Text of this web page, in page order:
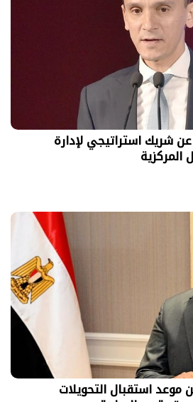
شريك استراتيجي لإدارة
استقبال التحويلات